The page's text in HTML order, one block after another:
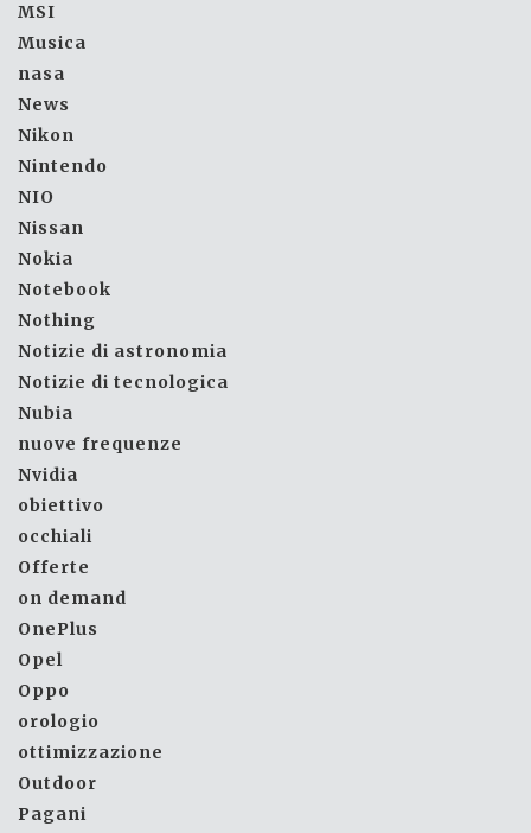
MSI
Musica
nasa
News
Nikon
Nintendo
NIO
Nissan
Nokia
Notebook
Nothing
Notizie di astronomia
Notizie di tecnologica
Nubia
nuove frequenze
Nvidia
obiettivo
occhiali
Offerte
on demand
OnePlus
Opel
Oppo
orologio
ottimizzazione
Outdoor
Pagani